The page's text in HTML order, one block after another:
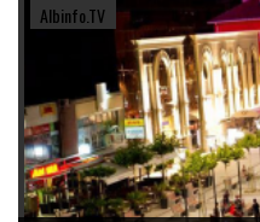
Albinfo.TV